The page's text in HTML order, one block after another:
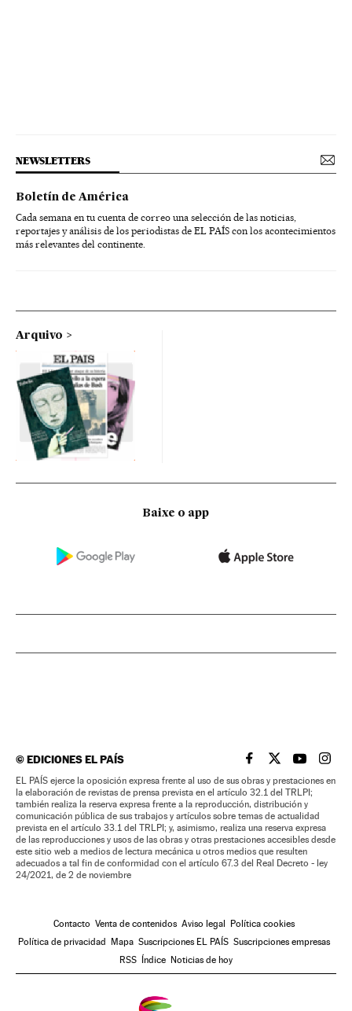
NEWSLETTERS
Boletín de América
Cada semana en tu cuenta de correo una selección de las noticias,
reportajes y análisis de los periodistas de EL PAÍS con los acontecimientos
más relevantes del continente.
Arquivo
Baixe o app
©EDICIONES EL PAÍS EL PAÍS BRASIL EN
EL PAÍSEL PAÍS
EL
EL PAÍS ejerce la oposición expresa frente al uso de sus obras y prestaciones en
la elaboración de revistas de prensa prevista en el artículo 32.1 del TRLPI;
también realiza la reserva expresa frente a la reproducción, distribución y
comunicación pública de sus trabajos y artículos sobre temas de actualidad
prevista en el artículo 33.1 del TRLPI; y, asimismo, realiza una reserva expresa
de las reproducciones y usos de las obras y otras prestaciones accesibles desde
este sitio web a medios de lectura mecánica u otros medios que resulten
adecuados a tal fin de conformidad con el artículo 67.3 del Real Decreto - ley
24/2021, de 2 de noviembre
Contacto Venta de contenidos Aviso legal
Política cookies
Política de privacidad
Mapa Suscripciones EL PAÍS Suscripciones empresas
RSS
Índice Noticias de hoy